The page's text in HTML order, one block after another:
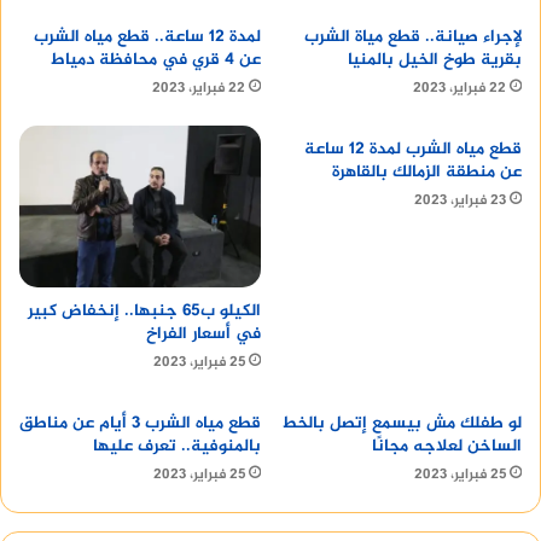
ترتفع أسعار الذهب العالمية، والعكس صحيح.
العوامل الاقتصادية:
تؤثر عوامل الاقتصاد العالمي،
مثل التضخم ومعدلات الفائدة، على أسعار الذهب.
فعندما يرتفع التضخم، يميل المستثمرون إلى شراء
الذهب باعتباره أصلًا آمنًا. وعندما ترتفع معدلات
الفائدة، يميل المستثمرون إلى بيع الذهب لأنه
يمكن أن تؤثر الأحداث
السياسية العالمية، مثل الحروب والاضطرابات
السياسية، على أسعار الذهب. فعندما ترتفع
المخاوف السياسية، يميل المستثمرون إلى شراء
توقعات أسعار الذهب
تشير التوقعات إلى أن أسعار الذهب ستظل متقلبة في
لإجراء صيانة.. قطع مياة الشرب
بقرية طوخ الخيل بالمنيا
22 فبراير، 2023
لمدة 12 ساعة.. قطع مياه الشرب
عن 4 قري في محافظة دمياط
22 فبراير، 2023
قطع مياه الشرب لمدة 12 ساعة
عن منطقة الزمالك بالقاهرة
23 فبراير، 2023
الكيلو ب65 جنبها.. إنخفاض كبير
في أسعار الفراخ
25 فبراير، 2023
لو طفلك مش بيسمع إتصل بالخط
الساخن لعلاجه مجانًا
25 فبراير، 2023
قطع مياه الشرب 3 أيام عن مناطق
بالمنوفية.. تعرف عليها
25 فبراير، 2023